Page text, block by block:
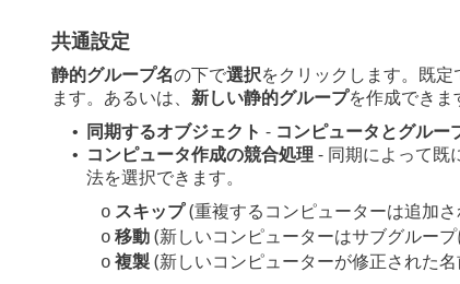
共通設定
静的グループ名の下で選択をクリックします。既
ます。あるいは、 新しい静的グループを作成できま
• 同期するオブジェクト - コンピュータとグルー
• コンピュータ作成の競合処理- 同期によって既
法を選択できます。
o スキップ(重複するコンピューターは追加
o 移動(新しいコンピューターはサブグルー
o 複製(新しいコンピューターが修正された